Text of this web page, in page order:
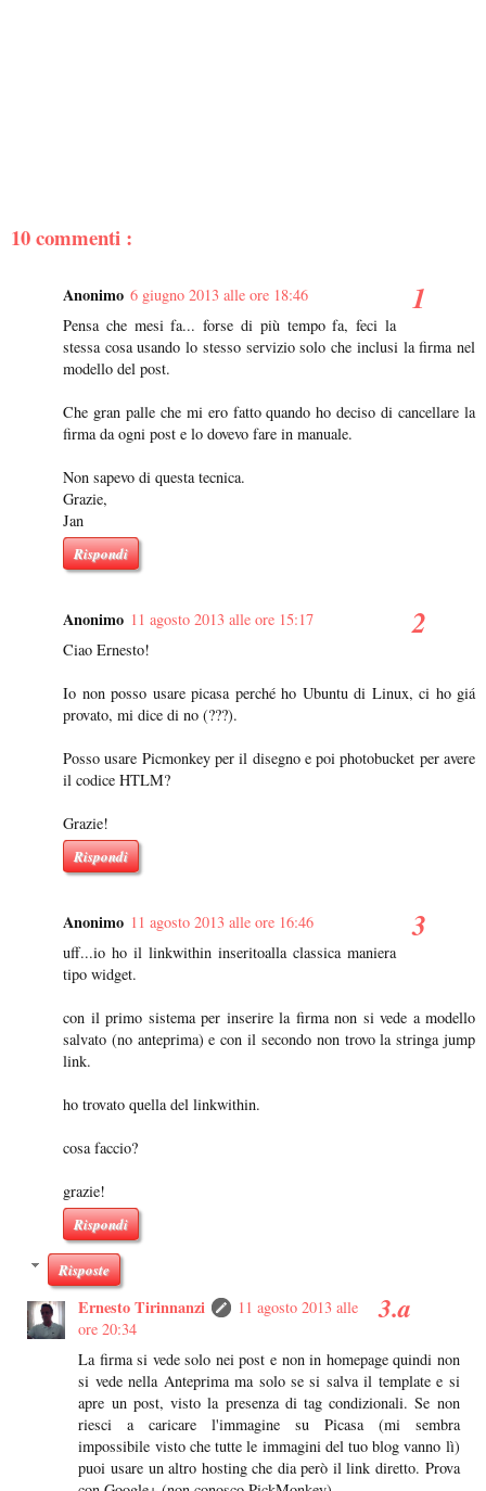
10 commenti :
Anonimo 6 giugno 2013 alle ore 18:46
Pensa che mesi fa... forse di più tempo fa, feci la
stessa cosa usando lo stesso servizio solo che inclusi la firma nel
modello del post.
Che gran palle che mi ero fatto quando ho deciso di cancellare la
firma da ogni post e lo dovevo fare in manuale.
Non sapevo di questa tecnica.
Grazie,
Jan
Rispondi
Anonimo 11 agosto 2013 alle ore 15:17
Ciao Ernesto!
Io non posso usare picasa perché ho Ubuntu di Linux, ci ho giá
provato, mi dice di no (???).
Posso usare Picmonkey per il disegno e poi photobucket per avere
il codice HTLM?
Grazie!
Rispondi
Anonimo 11 agosto 2013 alle ore 16:46
uff...io ho il linkwithin inseritoalla classica maniera
tipo widget.
con il primo sistema per inserire la firma non si vede a modello
salvato (no anteprima) e con il secondo non trovo la stringa jump
link.
ho trovato quella del linkwithin.
cosa faccio?
grazie!
Rispondi
Risposte
Ernesto Tirinnanzi
11 agosto 2013 alle
ore 20:34
La firma si vede solo nei post e non in homepage quindi non
si vede nella Anteprima ma solo se si salva il template e si
apre un post, visto la presenza di tag condizionali. Se non
riesci a caricare l'immagine su Picasa (mi sembra
impossibile visto che tutte le immagini del tuo blog vanno lì)
puoi usare un altro hosting che dia però il link diretto. Prova